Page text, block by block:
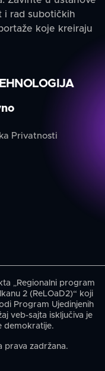
i rad subotičkih
koje kreiraju
Privatnosti
„Regionalni program
2 (ReLOaD2)“ koji
Program Ujedinjenih
veb-sajta isključiva je
demokratije.
prava zadržana.